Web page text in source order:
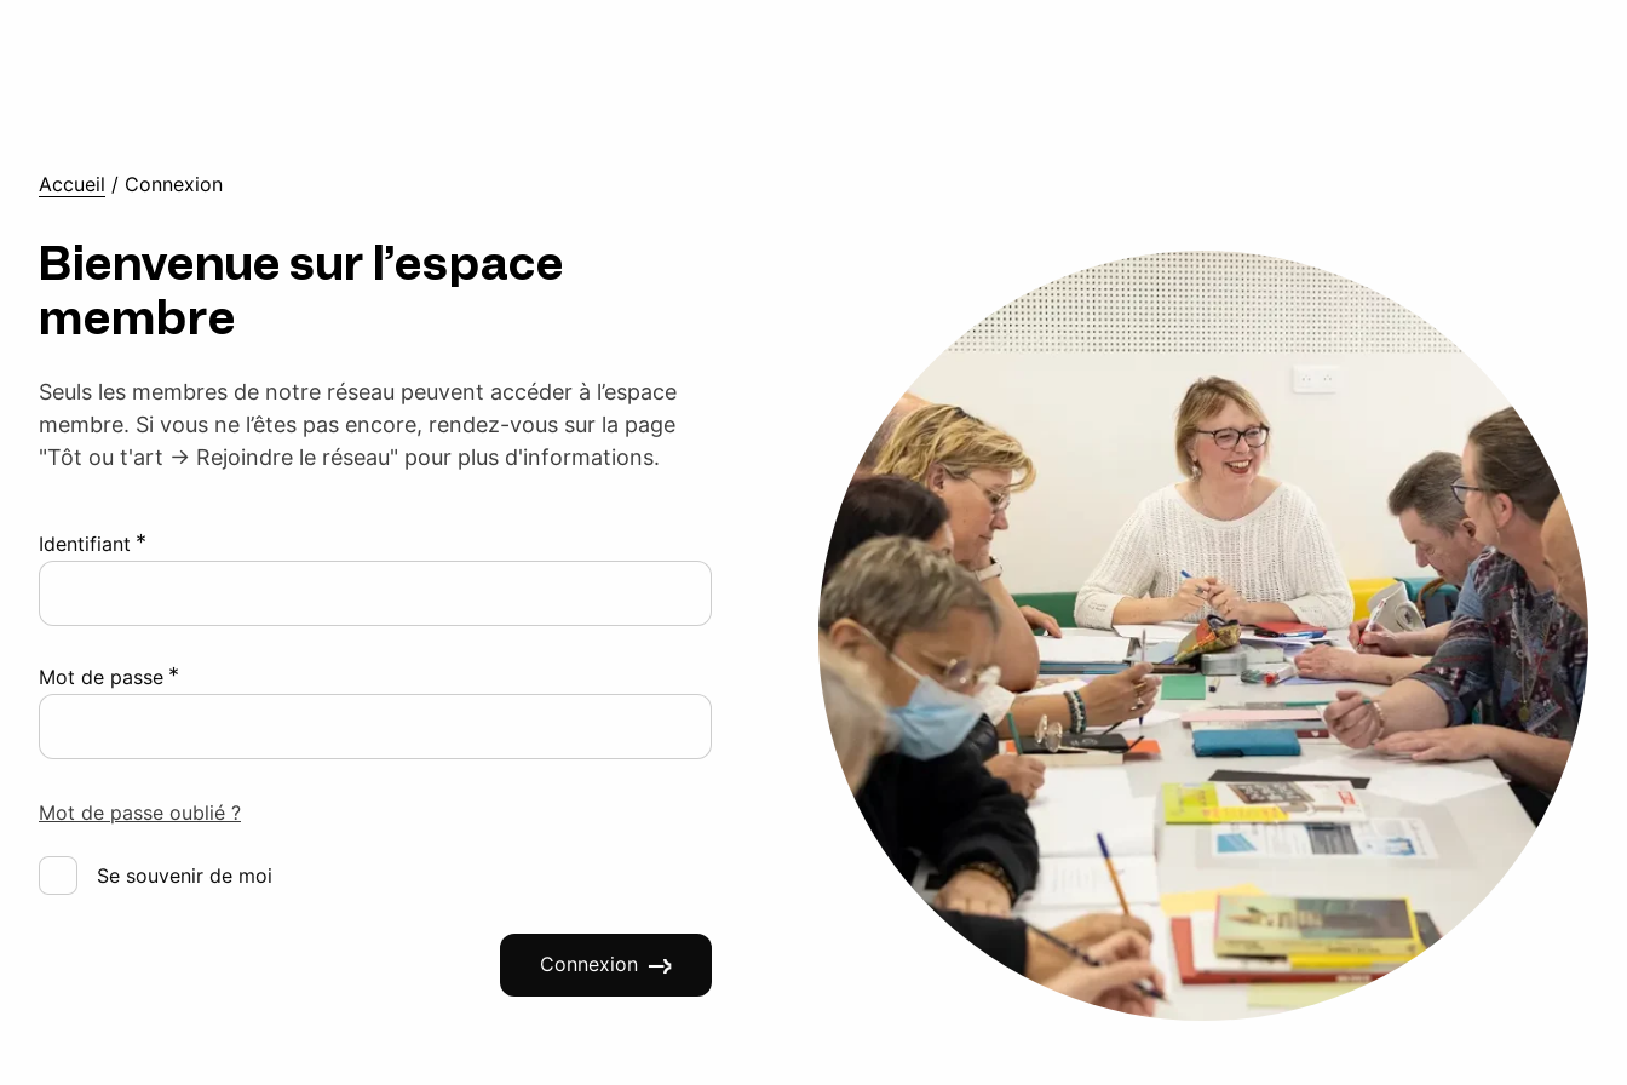
Accueil / Connexion
Bienvenue sur l’espace
membre
Seuls les membres de notre réseau peuvent accéder à l’espace
membre. Si vous ne l’êtes pas encore, rendez-vous sur la page
"Tôt ou t'art -> Rejoindre le réseau" pour plus d'informations.
Identifiant *
Mot de passe *
Mot de passe oublié ?
Se souvenir de moi
Connexion